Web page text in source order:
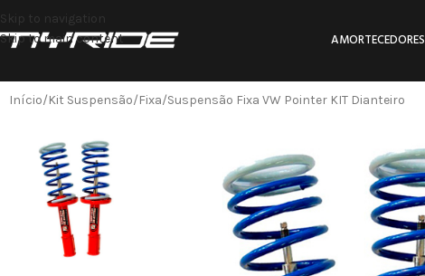
Skip to navigation
Skip to main content
AMORTECEDORES
Início Kit Suspensão Fixa Suspensão Fixa VW Pointer KIT Dianteiro